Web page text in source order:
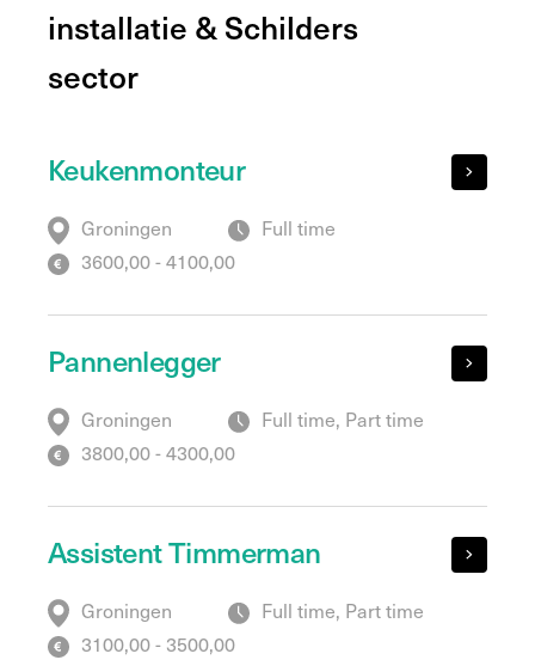
installatie & Schilders
sector
Keukenmonteur
Groningen
Full time
3600,00 - 4100,00
Pannenlegger
Groningen
Full time, Part time
3800,00 - 4300,00
Assistent Timmerman
Groningen
Full time, Part time
3100,00 - 3500,00